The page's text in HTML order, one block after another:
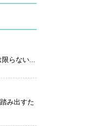
限らない...
み出すた